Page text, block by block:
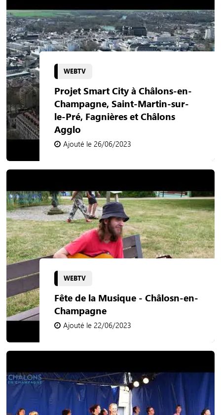
WEBTV
Projet Smart City à Châlons-en-
Champagne, Saint-Martin-sur-
le-Pré, Fagnières et Châlons
Agglo
Ajouté le 26/06/2023
WEBTV
Fête de la Musique - Châlosn-en-
Champagne
Ajouté le 22/06/2023